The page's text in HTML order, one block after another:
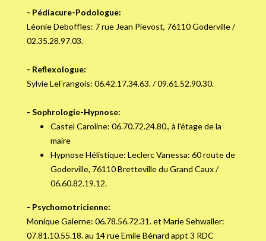
- Pédiacure-Podologue:
Léonie Deboffles: 7 rue Jean Pievost, 76110 Goderville /
02.35.28.97.03.
- Reflexologue:
Sylvie LeFrangois: 06.42.17.34.63. / 09.61.52.90.30.
- Sophrologie-Hypnose:
Castel Caroline: 06.70.72.24.80., à l'étage de la
maire
Hypnose Hélistique: Leclerc Vanessa: 60 route de
Goderville, 76110 Bretteville du Grand Caux /
06.60.82.19.12.
- Psychomotricienne:
Monique Galerne: 06.78.56.72.31. et Marie Sehwaller:
07.81.10.55.18. au 14 rue Emile Bénard appt 3 RDC